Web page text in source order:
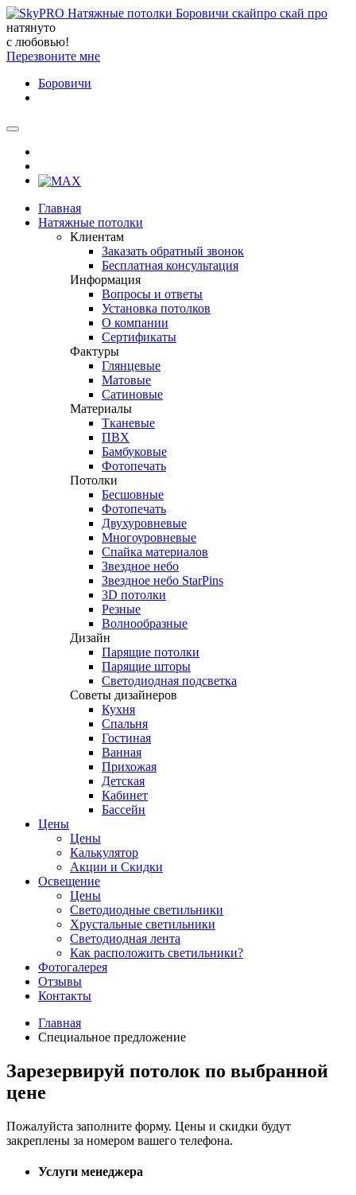
натянуто
с любовью!
Перезвоните мне
Боровичи
Главная
Натяжные потолки
Клиентам
Заказать обратный звонок
Бесплатная консультация
Информация
Вопросы и ответы
Установка потолков
О компании
Сертификаты
Фактуры
Глянцевые
Матовые
Сатиновые
Материалы
Тканевые
ПВХ
Бамбуковые
Фотопечать
Потолки
Бесшовные
Фотопечать
Двухуровневые
Многоуровневые
Спайка материалов
Звездное небо
Звездное небо StarPins
3D потолки
Резные
Волнообразные
Дизайн
Парящие потолки
Парящие шторы
Светодиодная подсветка
Советы дизайнеров
Кухня
Спальня
Гостиная
Ванная
Прихожая
Детская
Кабинет
Бассейн
Цены
Цены
Калькулятор
Акции и Скидки
Освещение
Цены
Светодиодные светильники
Хрустальные светильники
Светодиодная лента
Как расположить светильники?
Фотогалерея
Отзывы
Контакты
Главная
Специальное предложение
Зарезервируй потолок по выбранной
цене
Пожалуйста заполните форму. Цены и скидки будут
закреплены за номером вашего телефона.
Услуги менеджера